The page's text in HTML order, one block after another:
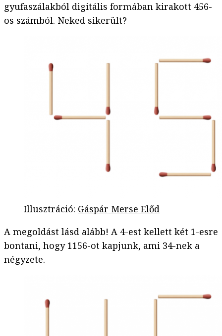
gyufaszálakból digitális formában kirakott 456-
os számból. Neked sikerült?
Illusztráció: Gáspár Merse Előd
A megoldást lásd alább! A 4-est kellett két 1-esre
bontani, hogy 1156-ot kapjunk, ami 34-nek a
négyzete.